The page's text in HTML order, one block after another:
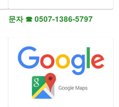
문자 ☎ 0507-1386-5797